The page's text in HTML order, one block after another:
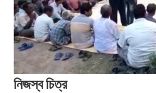
নিজস্ব চিত্র